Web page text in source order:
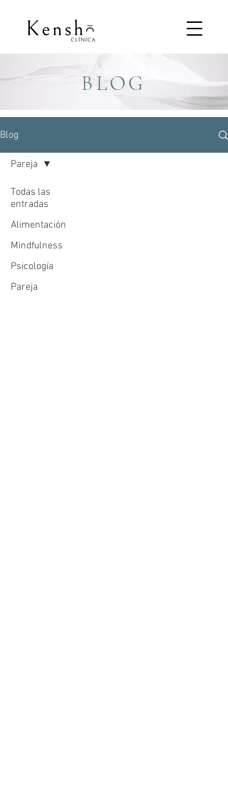
BLOG
Blog
Todas las
entradas
Alimentación
Mindfulness
Psicología
Pareja
Pareja